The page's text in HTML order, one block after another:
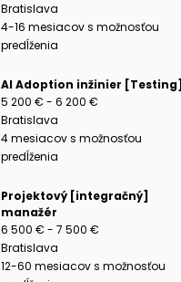
Bratislava
4-16 mesiacov s možnosťou
predĺženia
AI Adoption inžinier [Testing]
5 200 € - 6 200 €
Bratislava
4 mesiacov s možnosťou
predĺženia
Projektový [integračný]
manažér
6 500 € - 7 500 €
Bratislava
12-60 mesiacov s možnosťou